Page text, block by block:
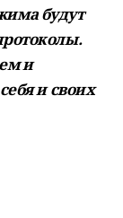
будут
и
и своих